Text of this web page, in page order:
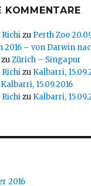
KOMMENTARE
Richizu Perth Zoo
2016 – von Darwin
zuZürich – Singapur
Richizu Kalbarri,
Kalbarri, 15.09.2016
Richizu Kalbarri,
2016